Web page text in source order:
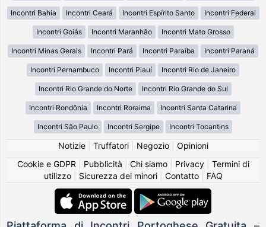
Incontri Bahia Incontri Ceará Incontri Espírito Santo Incontri Federal
Incontri Goiás Incontri Maranhão Incontri Mato Grosso
Incontri Minas Gerais Incontri Pará Incontri Paraíba Incontri Paraná
Incontri Pernambuco Incontri Piauí Incontri Rio de Janeiro
Incontri Rio Grande do Norte Incontri Rio Grande do Sul
Incontri Rondônia Incontri Roraima Incontri Santa Catarina
Incontri São Paulo Incontri Sergipe Incontri Tocantins
Notizie| Truffatori| Negozio| Opinioni
Cookie e GDPR
Pubblicità Chi siamo| Privacy| Termini di
utilizzo| Sicurezza dei minori| Contatto| FAQ